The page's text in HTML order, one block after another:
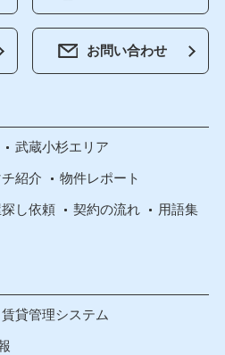
お問い合わせ
武蔵小杉エリア
紹介 物件レポート
し依頼 契約の流れ 用語集
賃貸管理システム